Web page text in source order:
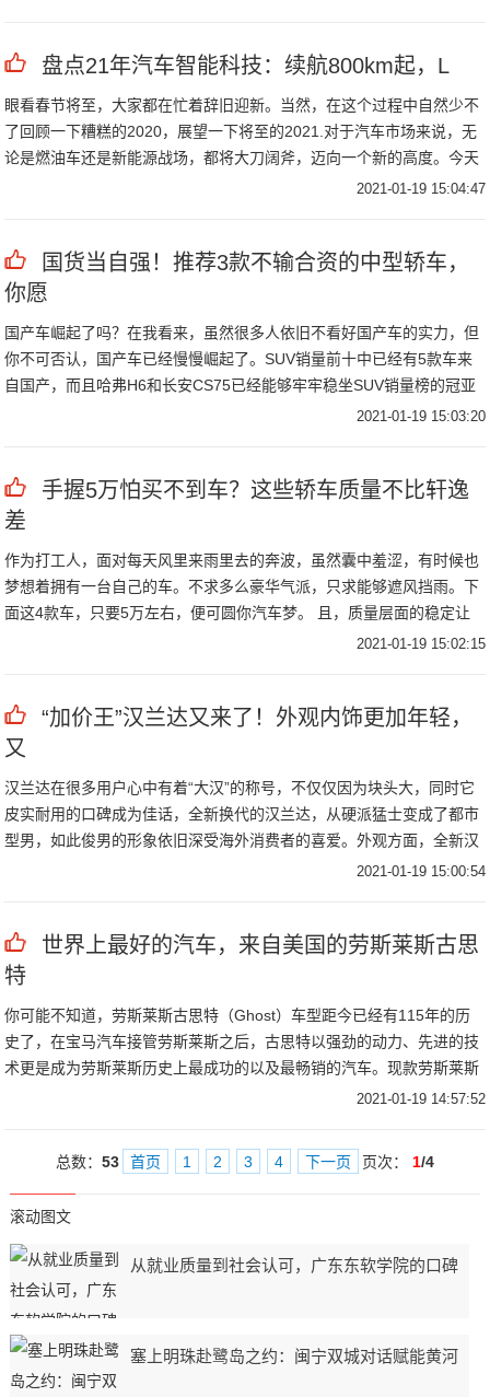
盘点21年汽车智能科技：续航800km起，L
眼看春节将至，大家都在忙着辞旧迎新。当然，在这个过程中自然少不
了回顾一下糟糕的2020，展望一下将至的2021.对于汽车市场来说，无
论是燃油车还是新能源战场，都将大刀阔斧，迈向一个新的高度。今天
2021-01-19 15:04:47
国货当自强！推荐3款不输合资的中型轿车，
你愿
国产车崛起了吗？在我看来，虽然很多人依旧不看好国产车的实力，但
你不可否认，国产车已经慢慢崛起了。SUV销量前十中已经有5款车来
自国产，而且哈弗H6和长安CS75已经能够牢牢稳坐SUV销量榜的冠亚
2021-01-19 15:03:20
手握5万怕买不到车？这些轿车质量不比轩逸
差
作为打工人，面对每天风里来雨里去的奔波，虽然囊中羞涩，有时候也
梦想着拥有一台自己的车。不求多么豪华气派，只求能够遮风挡雨。下
面这4款车，只要5万左右，便可圆你汽车梦。 且，质量层面的稳定让
2021-01-19 15:02:15
“加价王”汉兰达又来了！外观内饰更加年轻，
又
汉兰达在很多用户心中有着“大汉”的称号，不仅仅因为块头大，同时它
皮实耐用的口碑成为佳话，全新换代的汉兰达，从硬派猛士变成了都市
型男，如此俊男的形象依旧深受海外消费者的喜爱。外观方面，全新汉
2021-01-19 15:00:54
世界上最好的汽车，来自美国的劳斯莱斯古思
特
你可能不知道，劳斯莱斯古思特（Ghost）车型距今已经有115年的历
史了，在宝马汽车接管劳斯莱斯之后，古思特以强劲的动力、先进的技
术更是成为劳斯莱斯历史上最成功的以及最畅销的汽车。现款劳斯莱斯
2021-01-19 14:57:52
总数： 53 首页 1 2 3 4 下一页 页次： 1/4
滚动图文
从就业质量到社会认可，广东东软学院的口碑
塞上明珠赴鹭岛之约：闽宁双城对话赋能黄河